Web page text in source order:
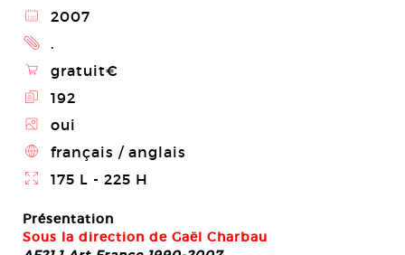
@ 2007
2 .
\ gratuit€
E 192
Z oui
4 français / anglais
} 175 L - 225 H
Présentation
Sous la direction de Gaël Charbau